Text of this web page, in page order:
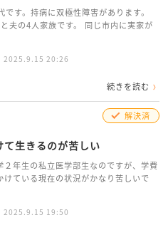
す。持病に双極性障害があります。
夫の4人家族です。 同じ市内に実家が
2025.9.15 20:26
続きを読む
解決済
て生きるのが苦しい
２年生の私立医学部生なのですが、学費
けている現在の状況がかなり苦しいで
2025.9.15 19:50